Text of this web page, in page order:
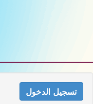
تسجيل الدخول